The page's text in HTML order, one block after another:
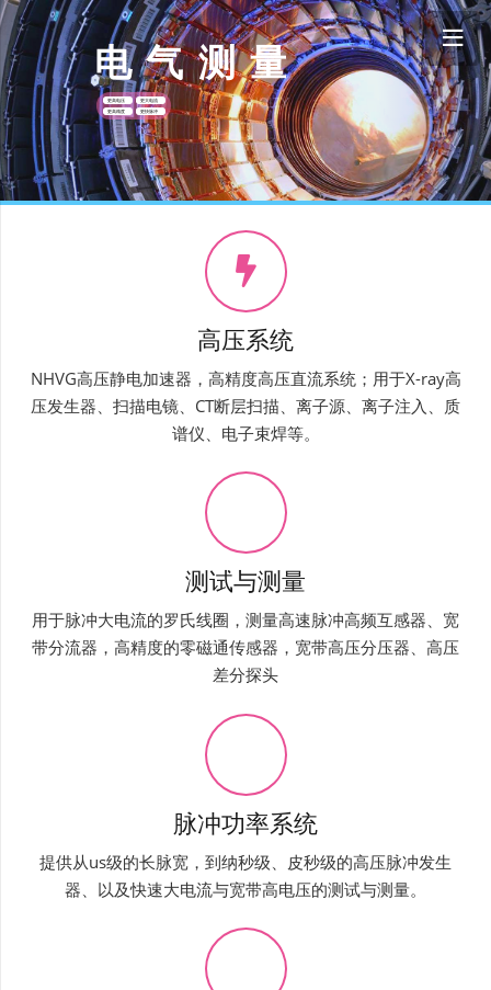
更高电压
更高精度
更大电流
更快脉冲
电气测量
高压系统
NHVG高压静电加速器，高精度高压直流系统；用于X-ray高
压发生器、扫描电镜、CT断层扫描、离子源、离子注入、质
谱仪、电子束焊等。
测试与测量
用于脉冲大电流的罗氏线圈，测量高速脉冲高频互感器、宽
带分流器，高精度的零磁通传感器，宽带高压分压器、高压
差分探头
脉冲功率系统
提供从us级的长脉宽，到纳秒级、皮秒级的高压脉冲发生
器、以及快速大电流与宽带高电压的测试与测量。